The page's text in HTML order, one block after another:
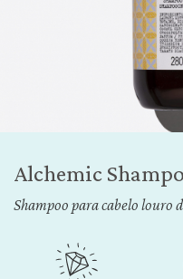
início
Alchemic
Shampoo para cabelo louro